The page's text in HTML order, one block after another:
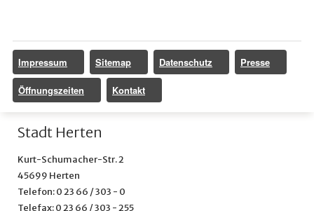
Impressum Sitemap Datenschutz Presse
Öffnungszeiten Kontakt
Stadt Herten
Kurt-Schumacher-Str. 2
45699 Herten
Telefon: 0 23 66 / 303 - 0
Telefax: 0 23 66 / 303 - 255